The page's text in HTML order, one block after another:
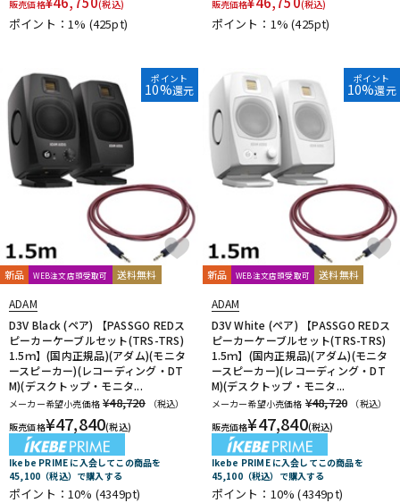
販売価格 (税込)
ポイント：1% (425pt)
販売価格 (税込)
ポイント：1%(425pt)
ポイント
10%還元
新品 WEB注文店頭受取可 送料無料
ADAM
D3V Black (ペア) 【PASSGO REDス
ピーカーケーブルセット(TRS-TRS)
1.5ｍ】(国内正規品)(アダム)(モニタ
ースピーカー)(レコーディング・DT
M)(デスクトップ・モニタ...
メーカー希望小売価格 ¥48,720
（税込）
販売価格¥47,840(税込)
Ikebe PRIME に入会してこの商品を
45,100（税込）で購入する
ポイント：10% (4349pt)
ポイント
10%還元
新品 WEB注文店頭受取可 送料無料
ADAM
D3V White (ペア) 【PASSGO REDス
ピーカーケーブルセット(TRS-TRS)
1.5ｍ】(国内正規品)(アダム)(モニタ
ースピーカー)(レコーディング・DT
M)(デスクトップ・モニタ...
メーカー希望小売価格 ¥48,720
（税込）
販売価格¥47,840(税込)
Ikebe PRIME に入会してこの商品を
45,100（税込）で購入する
ポイント：10%(4349pt)